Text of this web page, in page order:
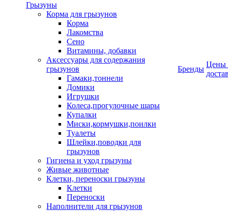
Грызуны
Корма для грызунов
Корма
Лакомства
Сено
Витамины, добавки
Аксессуары для содержания
грызунов
Гамаки,тоннели
Домики
Игрушки
Колеса,прогулочные шары
Купалки
Миски,кормушки,поилки
Туалеты
Шлейки,поводки для
грызунов
Гигиена и уход грызуны
Живые животные
Клетки, переноски грызуны
Клетки
Переноски
Наполнители для грызунов
Бренды
Цены